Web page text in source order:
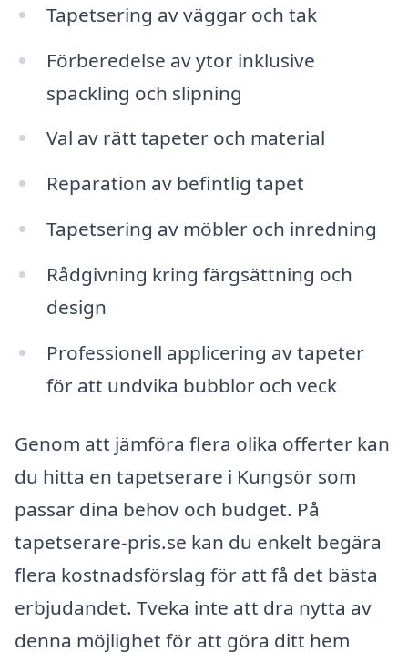
Tapetsering av väggar och tak
Förberedelse av ytor inklusive
spackling och slipning
Val av rätt tapeter och material
Reparation av befintlig tapet
Tapetsering av möbler och inredning
Rådgivning kring färgsättning och
design
Professionell applicering av tapeter
för att undvika bubblor och veck
Genom att jämföra flera olika offerter kan
du hitta en tapetserare i Kungsör som
passar dina behov och budget. På
tapetserare-pris.se kan du enkelt begära
flera kostnadsförslag för att få det bästa
erbjudandet. Tveka inte att dra nytta av
denna möjlighet för att göra ditt hem